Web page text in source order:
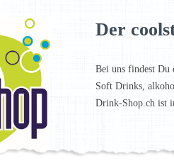
Der
Bei uns findest Du
Soft Drinks,
Drink-Shop.ch ist